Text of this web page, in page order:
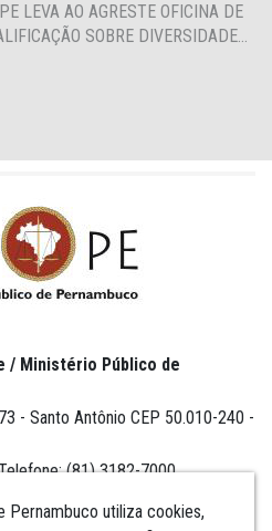
LEVA AO AGRESTE OFICINA DE
SOBRE DIVERSIDADE
Pernambuco utiliza cookies,
/ Ministério Público de
- Santo Antônio CEP 50.010-240 -
(81) 3182-7000